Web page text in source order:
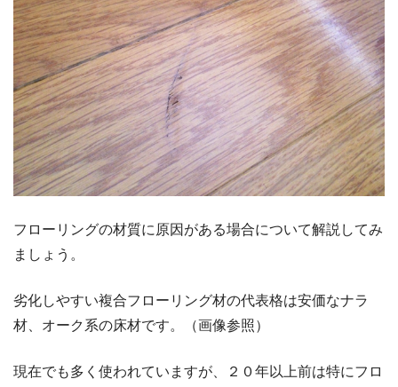
フローリングの材質に原因がある場合について解説してみ
ましょう。
劣化しやすい複合フローリング材の代表格は安価なナラ
材、オーク系の床材です。（画像参照）
現在でも多く使われていますが、２０年以上前は特にフロ